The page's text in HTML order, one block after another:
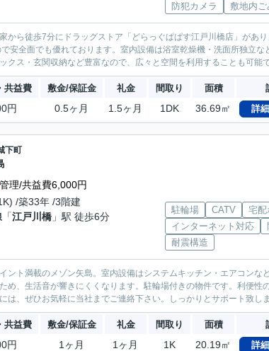
防犯カメラ
敷地内
から徒歩7分にドラッグストア「どらっぐぱぱす江戸川橋店」があ
安全面でも優れております。室内設備は浴室乾燥機・洗面所独立
クス・玄関収納など豊富なので、広々と空間を利用することも可能
共益費 敷金/保証金 礼金 間取り 面積
円 0.5ヶ月 1.5ヶ月 1DK 36.69㎡ 詳
下町
管理/共益費6,000円
/築33年 /3階建
「江戸川橋 」駅 徒歩6分
駐輪場 CATV
宅配
インターネット対応
耐震構造
ント満載のメゾン矢島。室内設備はシステムキッチン・エアコンな
め、生活音が響きにくくなります。駐輪場付きの物件です。利便性
、ぜひお気軽に当社までご連絡下さい。しっかりとサポート致しま
共益費 敷金/保証金 礼金 間取り 面積
円 1ヶ月 1ヶ月 1K 20.19㎡ 詳